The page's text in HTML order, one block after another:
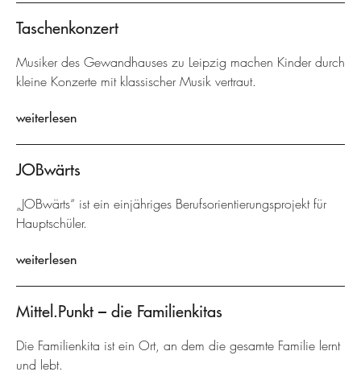
Taschenkonzert
Musiker des Gewandhauses zu Leipzig machen Kinder durch
kleine Konzerte mit klassischer Musik vertraut.
weiterlesen
JOBwärts
„JOBwärts“ ist ein einjähriges Berufsorientierungsprojekt für
Hauptschüler.
weiterlesen
Mittel.Punkt – die Familienkitas
Die Familienkita ist ein Ort, an dem die gesamte Familie lernt
und lebt.